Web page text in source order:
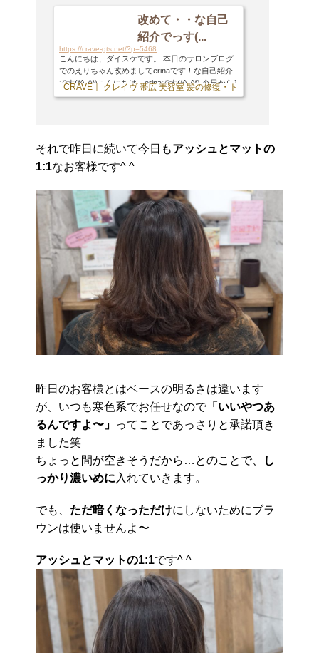
改めて・・な自己
紹介でっす(...
https://crave-gts.net/?p=5468
こんにちは、ダイスケです。 本日のサロンブログ
でのえりちゃん改めましてerinaです！な自己紹介
です(*^_^*)こんにちは、erinaです(*^_^*) 今日から1
週間、いつものように張り切って更新していきま
に乗ります…兎年と言うと「似合わないwww」と
言われますが獅子座ですと言うと「あ〜ぽいかも
ね笑」と言われます。ナンダソリャwお客様との会
し...
CRAVE｜ クレイヴ 帯広 美容室 髪の修復・トリートメント専門店
それで昨日に続いて今日もアッシュとマットの
1:1なお客様です^ ^
昨日のお客様とはベースの明るさは違います
が、いつも寒色系でお任せなので「いいやつあ
るんですよ〜」 ってことであっさりと承諾頂き
ました笑
ちょっと間が空きそうだから…とのことで、
し
っかり濃いめに 入れていきます。
でも、 ただ暗くなっただけにしないためにブラ
ウンは使いませんよ〜
アッシュとマットの1:1です^ ^